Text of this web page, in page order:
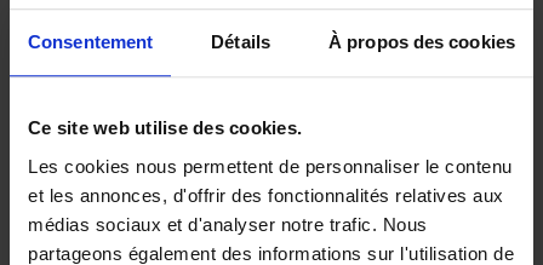
Consentement Détails À propos des cookies
Ce site web utilise des cookies.
Les cookies nous permettent de personnaliser le contenu
et les annonces, d'offrir des fonctionnalités relatives aux
médias sociaux et d'analyser notre trafic. Nous
partageons également des informations sur l'utilisation de
Digital marketing like a PRO -
completely revised edition
Clo Willaerts
Couverture souple
2022 226